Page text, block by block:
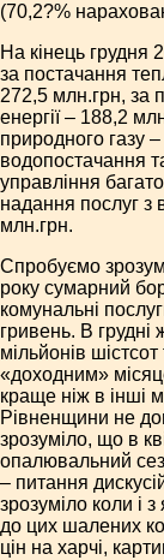
(70,2?%
На кінець грудня
за постачання
272,5 млн.грн, за
енергії – 188,2
природного газу
водопостачання
управління
надання послуг з
млн.грн.
Спробуємо
року сумарний
комунальні
гривень. В грудні
мільйонів
«доходним»
краще ніж в інші
Рівненщини не
зрозуміло, що в
опалювальний
– питання
зрозуміло коли і
до цих шалених
цін на харчі,